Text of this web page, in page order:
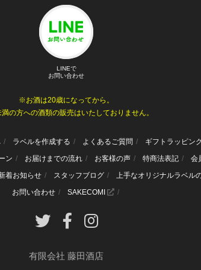
LINEで
お問い合わせ
※お酒は20歳になってから。
の方への酒類の販売はいたしておりません。
ラベルを作成する よくあるご質問
ギフトラッピン
ン お届けまでの流れ お客様の声 特商法表記
会
着お知らせ スタッフブログ
上手なオリジナルラベル
お問い合わせ
SAKECOMI
有限会社 藤田酒店